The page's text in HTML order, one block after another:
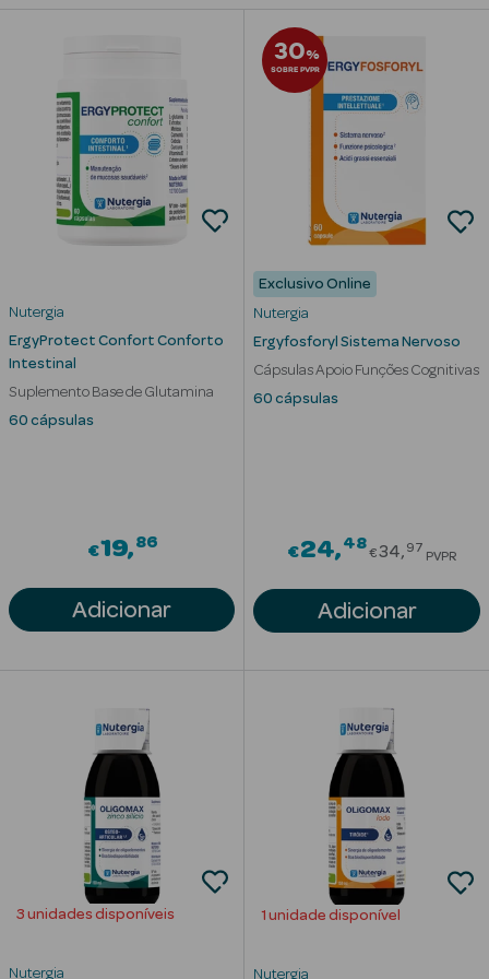
Cabelo
Beauty Season
Maquilhagem
Beauty Season
Maquilhagem
Beauty Season
Nutricosmética
Beauty Season
Perfumes
Nutergia
ErgyProtect Confort Conforto
Intestinal
Suplemento Base de Glutamina
60 cápsulas
€19 86
Adicionar
30%
SOBRE PVPR
Exclusivo Online
Nutergia
Ergyfosforyl Sistema Nervoso
Cápsulas Apoio Funções Cognitivas
60 cápsulas
€24 48Price
€34 97
PVPR
Adicionar
3 unidades disponíveis
Nutergia
1 unidade disponível
Nutergia